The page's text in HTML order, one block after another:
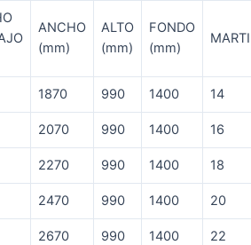
ANCHO
(mm)
ALTO
(mm)
FONDO
(mm)
1870 990 1400 14
2070 990 1400 16
2270 990 1400 18
2470 990 1400 20
2670 990 1400 22